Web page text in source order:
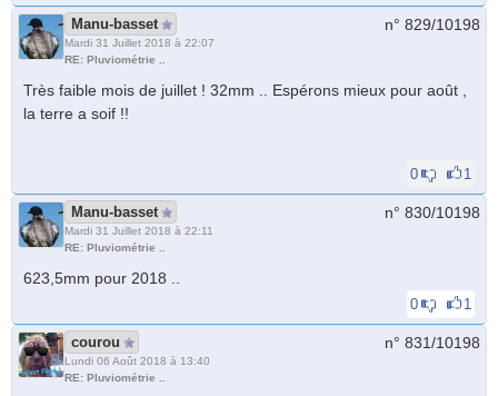
Manu-basset
Mardi 31 Juillet 2018 à 22:07
RE: Pluviométrie ..
n° 829/10198
Très faible mois de juillet ! 32mm .. Espérons mieux pour août ,
la terre a soif !!
0 1
Manu-basset
Mardi 31 Juillet 2018 à 22:11
RE: Pluviométrie ..
n° 830/10198
623,5mm pour 2018 ..
0 1
courou
Lundi 06 Août 2018 à 13:40
RE: Pluviométrie ..
n° 831/10198